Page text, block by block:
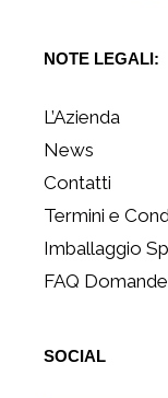
NOTE LEGALI:
L’Azienda
News
Contatti
Termini e
Imballaggio
FAQ
SOCIAL